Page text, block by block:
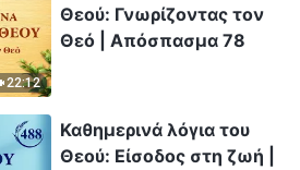
22:12
Θεού: Γνωρίζοντας τον
Θεό | Απόσπασμα 78
Καθημερινά λόγια του
Θεού: Είσοδος στη ζωή |